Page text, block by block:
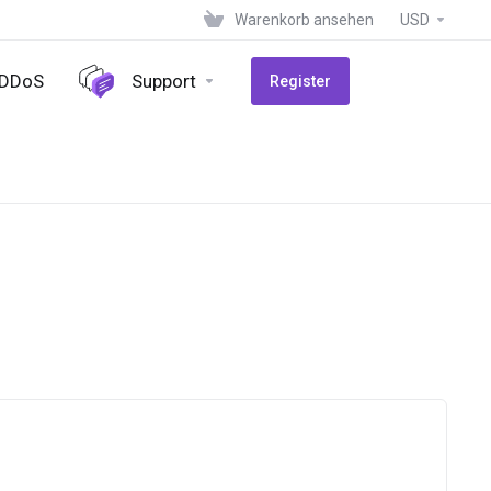
Warenkorb ansehen USD
Support Register